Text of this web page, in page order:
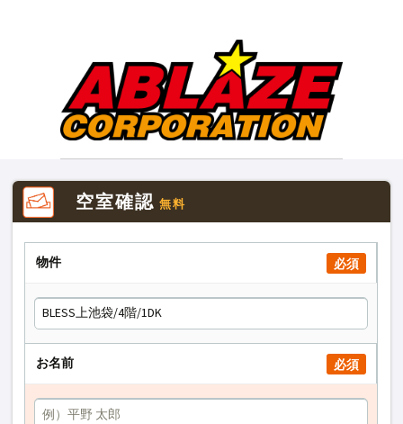
空室確認 無料
物件 必須
お名前 必須